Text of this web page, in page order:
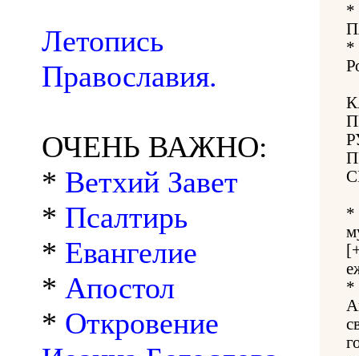
Летопись
Православия.
ОЧЕНЬ ВАЖНО:
* Ветхий Завет
* Псалтирь
* Евангелие
* Апостол
* Откровение
*
*
*
*